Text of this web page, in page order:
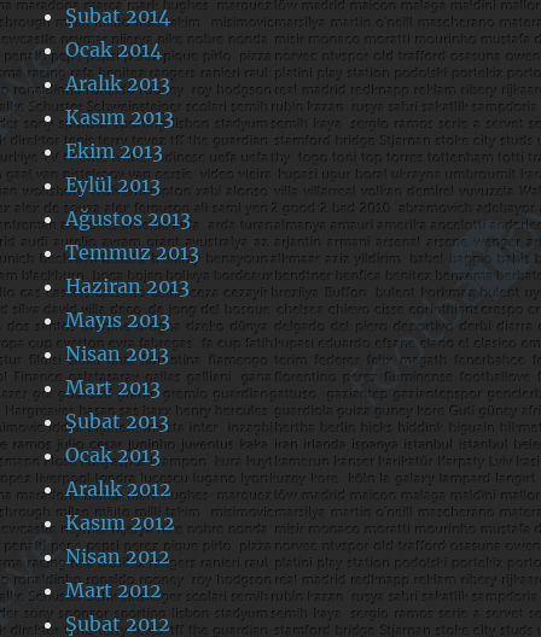
Şubat 2014
Ocak 2014
Aralık 2013
Kasım 2013
Ekim 2013
Eylül 2013
Ağustos 2013
Temmuz 2013
Haziran 2013
Mayıs 2013
Nisan 2013
Mart 2013
Şubat 2013
Ocak 2013
Aralık 2012
Kasım 2012
Nisan 2012
Mart 2012
Şubat 2012